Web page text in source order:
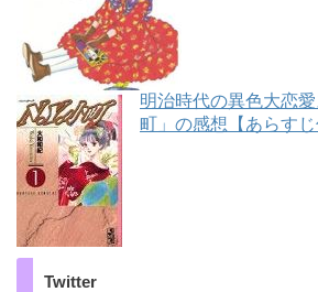
明治時代の異色大恋
町」の感想【あらすじ
Twitter